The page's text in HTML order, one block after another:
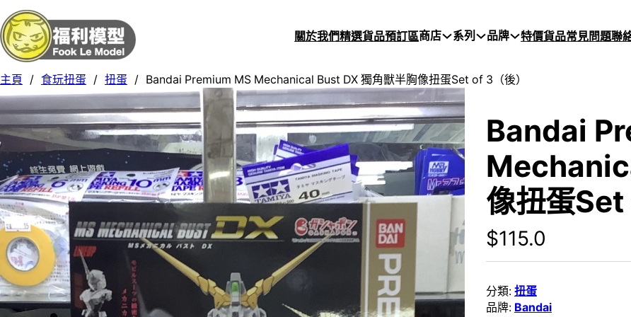
關於我們精選貨品預訂區商店 系列 品牌 特價貨品常見問題聯
主頁 / 食玩扭蛋 / 扭蛋 / Bandai Premium MS Mechanical Bust DX 獨角獸半胸像扭蛋Set of 3（後）
Bandai
像扭蛋Set
$115.0
分類: 扭蛋
品牌: Bandai